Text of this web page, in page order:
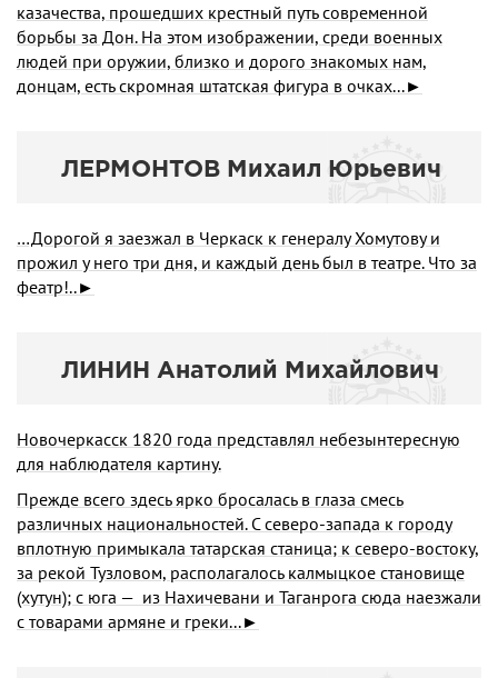
казачества, прошедших крестный путь современной
борьбы за Дон. На этом изображении, среди военных
людей при оружии, близко и дорого знакомых нам,
донцам, есть скромная штатская фигура в очках...►
ЛЕРМОHТОВ Михаил Юpьевич
…Дорогой я заезжал в Черкаск к генералу Хомутову и
прожил у него три дня, и каждый день был в театре. Что за
феатр!..►
ЛИНИН Анатолий Михайлович
Новочеркасск 1820 года представлял небезынтересную
для наблюдателя картину.
Прежде всего здесь ярко бросалась в глаза смесь
различных национальностей. С северо-запада к городу
вплотную примыкала татарская станица; к северо-востоку,
за рекой Тузловом, располагалось калмыцкое становище
(хутун); с юга — из Нахичевани и Таганрога сюда наезжали
с товарами армяне и греки...►